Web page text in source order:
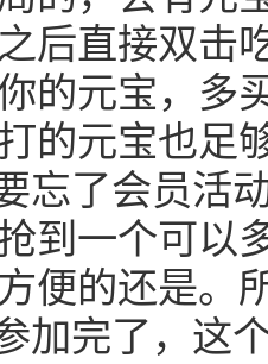
后直接双击
的元宝，多
的元宝也足
忘了会员活
到一个可以
便的还是。
加完了，这